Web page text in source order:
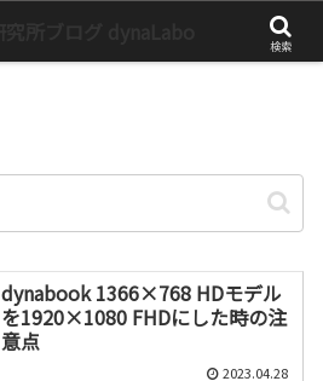
dynabook 1366×768 HDモデル
を1920×1080 FHDにした時の注
意点
2023.04.28
検索